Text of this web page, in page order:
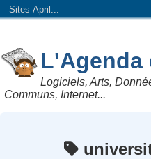
Sites April...
L'Agenda
Logiciels, Arts,
Communs, Internet...